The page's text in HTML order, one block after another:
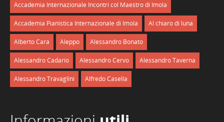
Accademia Internazionale Incontri col Maestro di Imola
Accademia Pianistica Internazionale di Imola Al chiaro di luna
Alberto Cara Aleppo Alessandro Bonato
Alessandro Cadario Alessandro Cervo Alessandro Taverna
Alessandro Travaglini Alfredo Casella